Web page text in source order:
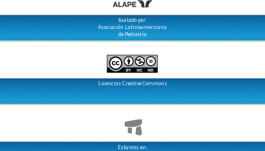
Avalado por:
Asociación Latinoamericana
de Pediatría
Licencias Creative Commons
Estamos en: